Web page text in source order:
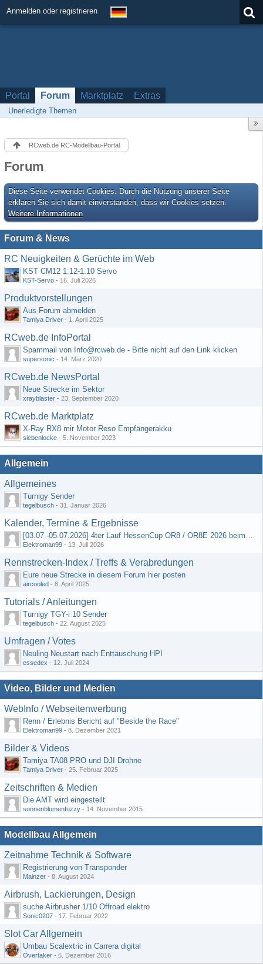
Anmelden oder registrieren
Portal Forum Marktplatz Extras
Unerledigte Themen
RCweb.de RC-Modellbau-Portal
Forum
Diese Seite verwendet Cookies. Durch die Nutzung unserer Seite
erklären Sie sich damit einverstanden, dass wir Cookies setzen.
Weitere Informationen
Forum & News
RC Neuigkeiten & Gerüchte im Web
KST CM12 1:12-1:10 Servo
KST-Servo - 16. Juli 2026
Produktvorstellungen
Aus Forum abmelden
Tamiya Driver - 1. April 2025
RCweb.de InfoPortal
Spammail von Info@rcweb.de - Bitte nicht auf den Link klicken
supersonic - 14. März 2020
RCweb.de NewsPortal
Neue Strecke im Sektor
xrayblaster - 23. September 2020
RCweb.de Marktplatz
X-Ray RX8 mir Motor Reso Empfängerakku
siebenlocke - 5. November 2023
Allgemein
Allgemeines
Turnigy Sender
tegelbusch - 31. Januar 2026
Kalender, Termine & Ergebnisse
[03.07.-05.07.2026] 4ter Lauf HessenCup OR8 / OR8E 2026 beim MSV Linsengericht e.V.
Elektroman99 - 13. Juli 2026
Rennstrecken-Index / Treffs & Verabredungen
Eure neue Strecke in diesem Forum hier posten
aircooled - 8. April 2025
Tutorials / Anleitungen
Turnigy TGY-i 10 Sender
tegelbusch - 22. August 2025
Umfragen / Votes
Neuling Neustart nach Enttäuschung HPI
essedex - 12. Juli 2024
Video, Bilder und Medien
WebInfo / Webseitenwerbung
Renn / Erlebnis Bericht auf "Beside the Race"
Elektroman99 - 8. Dezember 2021
Bilder & Videos
Tamiya TA08 PRO und DJI Drohne
Tamiya Driver - 25. Februar 2025
Zeitschriften & Medien
Die AMT wird eingestellt
sonnenblumenfuzzy - 14. November 2015
Modellbau Allgemein
Zeitnahme Technik & Software
Registrierung von Transponder
Mainzer - 8. August 2024
Airbrush, Lackierungen, Design
suche Airbrusher 1/10 Offroad elektro
Sonic0207 - 17. Februar 2022
Slot Car Allgemein
Umbau Scalextric in Carrera digital
Overtaker - 6. Dezember 2016